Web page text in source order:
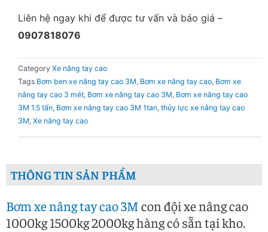
Liên hệ ngay khi để được tư vấn và báo giá –
0907818076
Category Xe nâng tay cao
Tags Bơm ben xe nâng tay cao 3M, Bơm xe nâng tay cao, Bơm xe
nâng tay cao 3 mét, Bơm xe nâng tay cao 3M, Bơm xe nâng tay cao
3M 1.5 tấn, Bơm xe nâng tay cao 3M 1tan, thủy lực xe nâng tay cao
3M, Xe nâng tay cao
THÔNG TIN SẢN PHẨM
Bơm xe nâng tay cao 3Mcon đội xe nâng cao
1000kg 1500kg 2000kg hàng có sẵn tại kho.